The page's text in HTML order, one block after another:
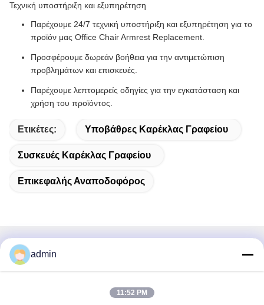
Τεχνική υποστήριξη και εξυπηρέτηση
Παρέχουμε 24/7 τεχνική υποστήριξη και εξυπηρέτηση για το
προϊόν μας Office Chair Armrest Replacement.
Προσφέρουμε δωρεάν βοήθεια για την αντιμετώπιση
προβλημάτων και επισκευές.
Παρέχουμε λεπτομερείς οδηγίες για την εγκατάσταση και
χρήση του προϊόντος.
Ετικέτες: Υποβάθρες Καρέκλας Γραφείου
Συσκευές Καρέκλας Γραφείου
Επικεφαλής Αναποδοφόρος
Γρήγορη επικοινωνία
38 Λεωφόρος Shafu, πόλη Longjiang, περιοχή Shunde,
admin
11:52 PM